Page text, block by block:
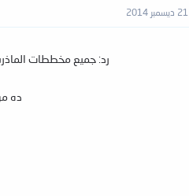
21 ديسمبر 2014
رد: جميع مخططات
ده